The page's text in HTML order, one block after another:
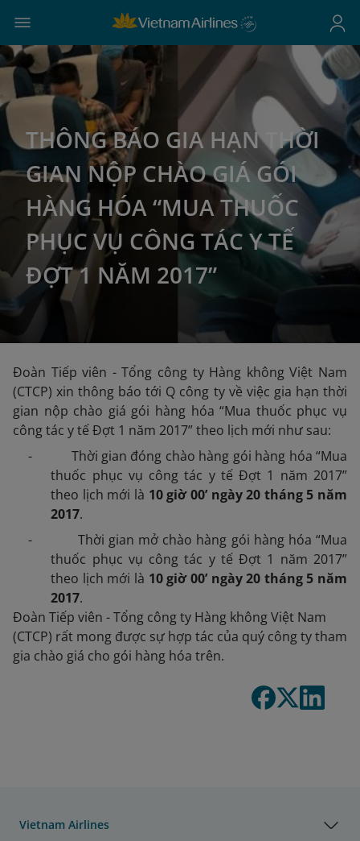
THÔNG BÁO GIA HẠN THỜI
GIAN NỘP CHÀO GIÁ GÓI
HÀNG HÓA “MUA THUỐC
PHỤC VỤ CÔNG TÁC Y TẾ
ĐỢT 1 NĂM 2017”
Đoàn Tiếp viên - Tổng công ty Hàng không Việt Nam
(CTCP) xin thông báo tới Q công ty về việc gia hạn thời
gian nộp chào giá gói hàng hóa “Mua thuốc phục vụ
công tác y tế Đợt 1 năm 2017” theo lịch mới như sau:
-
Thời gian đóng chào hàng gói hàng hóa “Mua
thuốc phục vụ công tác y tế Đợt 1 năm 2017”
theo lịch mới là 10 giờ 00’ ngày 20 tháng 5 năm
2017.
-
Thời gian mở chào hàng gói hàng hóa “Mua
thuốc phục vụ công tác y tế Đợt 1 năm 2017”
theo lịch mới là 10 giờ 00’ ngày 20 tháng 5 năm
2017.
Đoàn Tiếp viên - Tổng công ty Hàng không Việt Nam
(CTCP) rất mong được sự hợp tác của quý công ty tham
gia chào giá cho gói hàng hóa trên.
Vietnam Airlines